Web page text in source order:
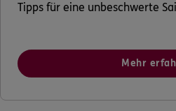
Tipps für eine unbeschwerte
Mehr